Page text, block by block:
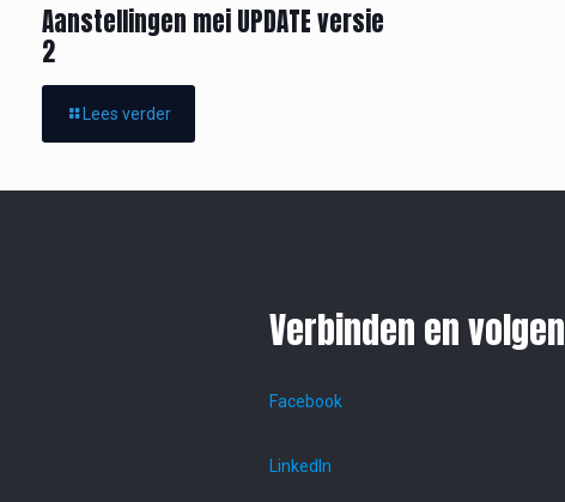
Aanstellingen mei UPDATE versie
2
Lees verder
Verbinden en volgen
Facebook
LinkedIn